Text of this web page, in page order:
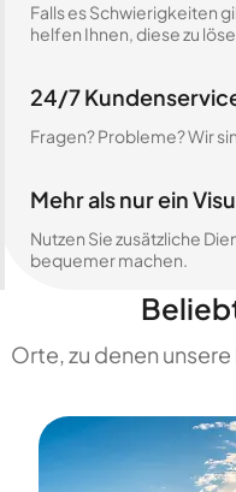
Falls es Schwierigkeiten
helfen Ihnen, diese zu
24/7
Fragen? Probleme? Wir
Mehr als nur ein
Nutzen Sie zusätzliche
bequemer machen.
Orte, zu denen